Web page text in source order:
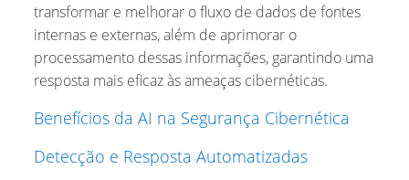
transformar e melhorar o fluxo de dados de fontes
internas e externas, além de aprimorar o
processamento dessas informações, garantindo uma
resposta mais eficaz às ameaças cibernéticas.
Benefícios da AI na Segurança Cibernética
Detecção e Resposta Automatizadas